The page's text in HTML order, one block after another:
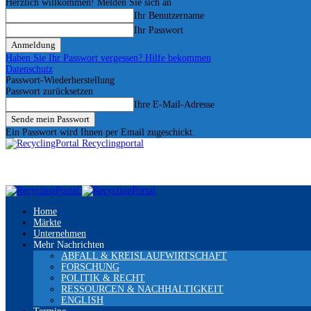
Herzlich willkommen! Melden Sie sich an
Ihr Benutzername
Ihr Passwort
Haben Sie Ihr Passwort vergessen? Hilfe bekommen
Datenschutz
Passwort-Wiederherstellung
Passwort zurücksetzen
Ihre E-Mail-Adresse
Ein Passwort wird Ihnen per Email zugeschickt.
Recyclingportal
Home
Märkte
Unternehmen
Mehr Nachrichten
ABFALL & KREISLAUFWIRTSCHAFT
FORSCHUNG
POLITIK & RECHT
RESSOURCEN & NACHHALTIGKEIT
ENGLISH